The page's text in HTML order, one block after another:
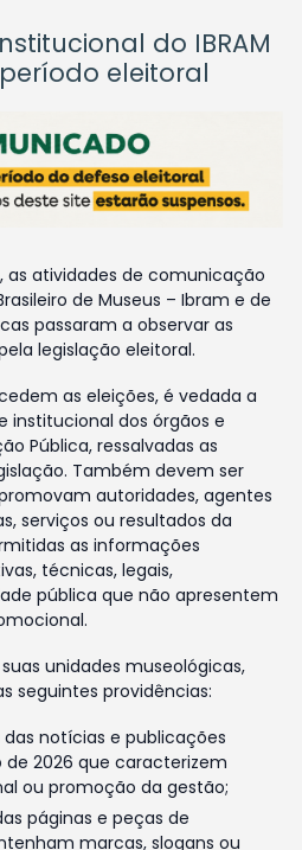
do IBRAM
eleitoral
as atividades de comunicação
de Museus – Ibram e de
passaram a observar as
legislação eleitoral.
as eleições, é vedada a
institucional dos órgãos e
Pública, ressalvadas as
Também devem ser
autoridades, agentes
serviços ou resultados da
as informações
técnicas, legais,
pública que não apresentem
unidades museológicas,
seguintes providências:
notícias e publicações
2026 que caracterizem
ou promoção da gestão;
páginas e peças de
marcas, slogans ou